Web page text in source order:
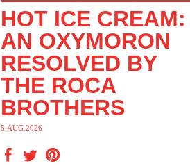
HOT ICE CREAM:
AN OXYMORON
RESOLVED BY
THE ROCA
BROTHERS
5.AUG.2026